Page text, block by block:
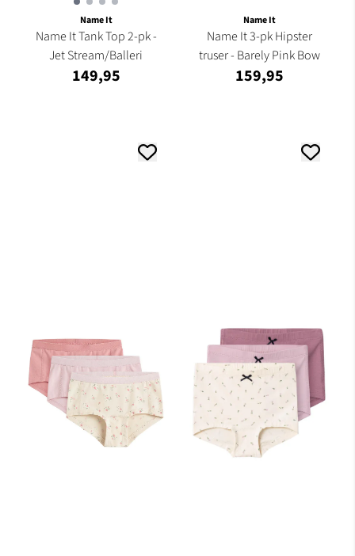
Name It
Name It Tank Top 2-pk -
Jet Stream/Balleri
149,95
Name It
Name It 3-pk Hipster
truser - Barely Pink Bow
159,95